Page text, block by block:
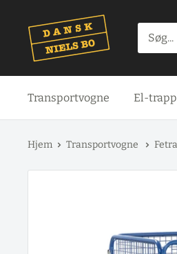
indhold
Transportvogne El-
Hjem Transportvogne